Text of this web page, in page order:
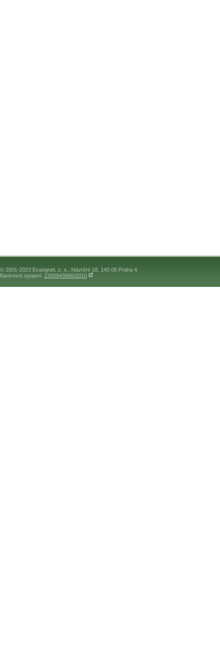
© 2001-2023 Evangnet, z. s., Návršní 18, 140 00 Praha 4
Bankovní spojení: 2300943966/2010